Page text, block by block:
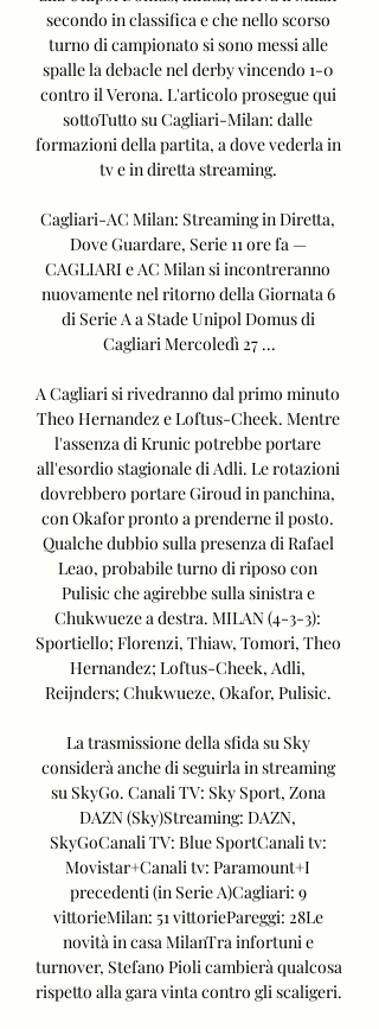
secondo in classifica e che nello scorso
turno di campionato si sono messi alle
spalle la debacle nel derby vincendo 1-0
contro il Verona. L'articolo prosegue qui
sottoTutto su Cagliari-Milan: dalle
formazioni della partita, a dove vederla in
tv e in diretta streaming.
Cagliari-AC Milan: Streaming in Diretta,
Dove Guardare, Serie 11 ore fa —
CAGLIARI e AC Milan si incontreranno
nuovamente nel ritorno della Giornata 6
di Serie A a Stade Unipol Domus di
Cagliari Mercoledì 27 ...
A Cagliari si rivedranno dal primo minuto
Theo Hernandez e Loftus-Cheek. Mentre
l'assenza di Krunic potrebbe portare
all'esordio stagionale di Adli. Le rotazioni
dovrebbero portare Giroud in panchina,
con Okafor pronto a prenderne il posto.
Qualche dubbio sulla presenza di Rafael
Leao, probabile turno di riposo con
Pulisic che agirebbe sulla sinistra e
Chukwueze a destra. MILAN (4-3-3):
Sportiello; Florenzi, Thiaw, Tomori, Theo
Hernandez; Loftus-Cheek, Adli,
Reijnders; Chukwueze, Okafor, Pulisic.
La trasmissione della sfida su Sky
considerà anche di seguirla in streaming
su SkyGo. Canali TV: Sky Sport, Zona
DAZN (Sky)Streaming: DAZN,
SkyGoCanali TV: Blue SportCanali tv:
Movistar+Canali tv: Paramount+I
precedenti (in Serie A)Cagliari: 9
vittorieMilan: 51 vittoriePareggi: 28Le
novità in casa MilanTra infortuni e
turnover, Stefano Pioli cambierà qualcosa
rispetto alla gara vinta contro gli scaligeri.